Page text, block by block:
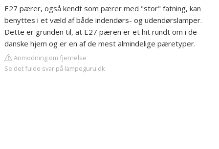
E27 pærer, også kendt som pærer med "stor" fatning, kan
benyttes i et væld af både indendørs- og udendørslamper.
Dette er grunden til, at E27 pæren er et hit rundt om i de
danske hjem og er en af de mest almindelige pæretyper.
Anmodning om fjernelse
Se det fulde svar på lampeguru.dk